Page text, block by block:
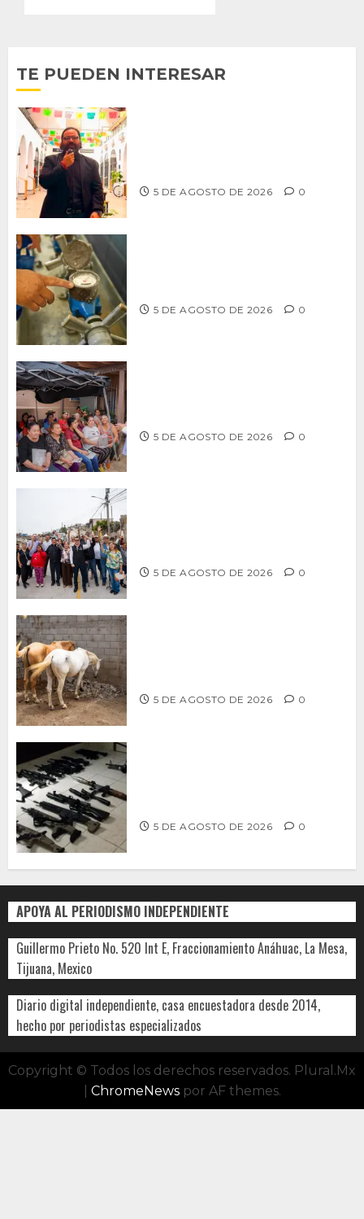
TE PUEDEN INTERESAR
5 DE AGOSTO DE 2026 0
5 DE AGOSTO DE 2026 0
5 DE AGOSTO DE 2026 0
5 DE AGOSTO DE 2026 0
5 DE AGOSTO DE 2026 0
5 DE AGOSTO DE 2026 0
APOYA AL PERIODISMO INDEPENDIENTE
Guillermo Prieto No. 520 Int E, Fraccionamiento Anáhuac, La Mesa,
Tijuana, Mexico
Diario digital independiente, casa encuestadora desde 2014,
hecho por periodistas especializados
Copyright © Todos los derechos reservados. Plural.Mx
ChromeNewspor AF themes.